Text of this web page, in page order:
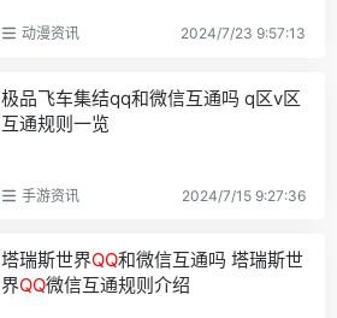
动漫资讯 2024/7/23 9:57:13
极品飞车集结qq和微信互通吗 q区v区
互通规则一览
手游资讯 2024/7/15 9:27:36
塔瑞斯世界QQ和微信互通吗 塔瑞斯世
界QQ微信互通规则介绍